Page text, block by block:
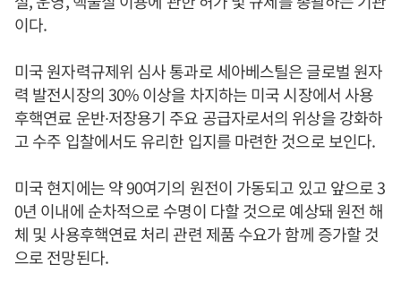
이다.
미국 원자력규제위 심사 통과로 세아베스틸은 글로벌 원자
력 발전시장의 30% 이상을 차지하는 미국 시장에서 사용
후핵연료 운반∙저장용기 주요 공급자로서의 위상을 강화하
고 수주 입찰에서도 유리한 입지를 마련한 것으로 보인다.
미국 현지에는 약 90여기의 원전이 가동되고 있고 앞으로 3
0년 이내에 순차적으로 수명이 다할 것으로 예상돼 원전 해
체 및 사용후핵연료 처리 관련 제품 수요가 함께 증가할 것
으로 전망된다.